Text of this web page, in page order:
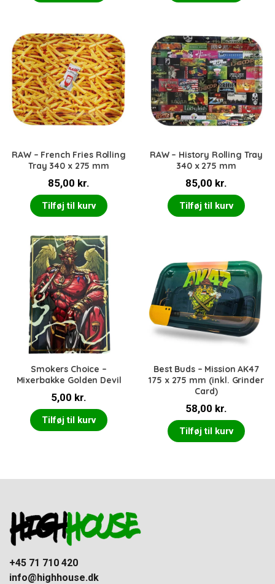
RAW – French Fries Rolling
Tray 340 x 275 mm
85,00 kr.
Tilføj til kurv
RAW – History Rolling Tray
340 x 275 mm
85,00 kr.
Tilføj til kurv
Smokers Choice –
Mixerbakke Golden Devil
5,00 kr.
Tilføj til kurv
Best Buds – Mission AK47
175 x 275 mm (inkl. Grinder
Card)
58,00 kr.
Tilføj til kurv
+45 71 710 420
info@highhouse.dk